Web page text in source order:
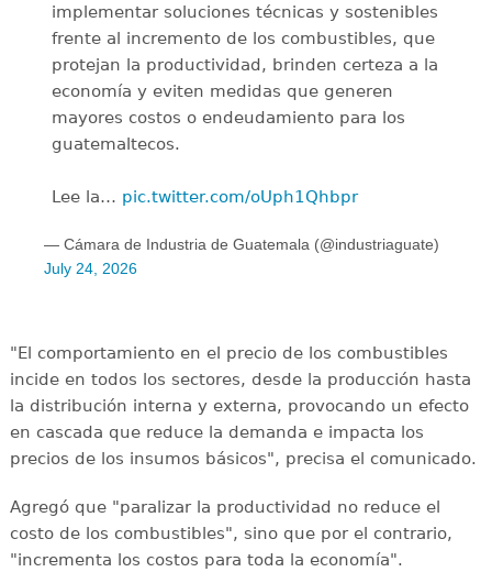
implementar soluciones técnicas y sostenibles
frente al incremento de los combustibles, que
protejan la productividad, brinden certeza a la
economía y eviten medidas que generen
mayores costos o endeudamiento para los
guatemaltecos.
Lee la… pic.twitter.com/oUph1Qhbpr
— Cámara de Industria de Guatemala (@industriaguate)
July 24, 2026
"El comportamiento en el precio de los combustibles
incide en todos los sectores, desde la producción hasta
la distribución interna y externa, provocando un efecto
en cascada que reduce la demanda e impacta los
precios de los insumos básicos", precisa el comunicado.
Agregó que "paralizar la productividad no reduce el
costo de los combustibles", sino que por el contrario,
"incrementa los costos para toda la economía".